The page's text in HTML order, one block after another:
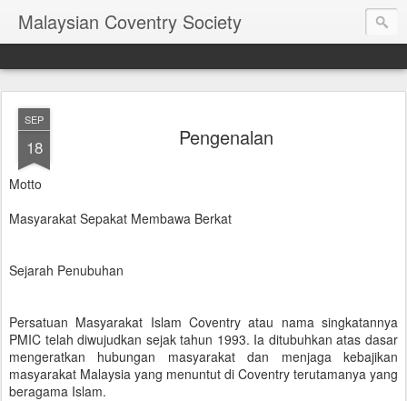
Malaysian Coventry Society
SEP
18 Pengenalan
Motto
Masyarakat Sepakat Membawa Berkat
Sejarah Penubuhan
Persatuan Masyarakat Islam Coventry atau nama singkatannya
PMIC telah diwujudkan sejak tahun 1993. Ia ditubuhkan atas dasar
mengeratkan hubungan masyarakat dan menjaga kebajikan
masyarakat Malaysia yang menuntut di Coventry terutamanya yang
beragama Islam.